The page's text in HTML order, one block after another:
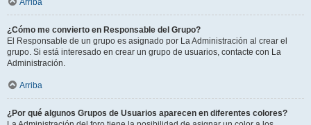
Arriba
¿Cómo me convierto en Responsable del Grupo?
El Responsable de un grupo es asignado por La Administración al crear el
grupo. Si está interesado en crear un grupo de usuarios, contacte con La
Administración.
Arriba
¿Por qué algunos Grupos de Usuarios aparecen en diferentes colores?